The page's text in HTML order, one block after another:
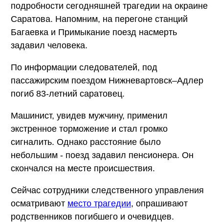
подробности сегодняшней трагедии на окраине
Саратова. Напомним, на перегоне станций
Багаевка и Примыкание поезд насмерть
задавил человека.
По информации следователей, под
пассажирским поездом Нижневартовск–Адлер
погиб 83-летний саратовец.
Машинист, увидев мужчину, применил
экстренное торможение и стал громко
сигналить. Однако расстояние было
небольшим - поезд задавил пенсионера. Он
скончался на месте происшествия.
Сейчас сотрудники следственного управления
осматривают место трагедии, опрашивают
родственников погибшего и очевидцев.